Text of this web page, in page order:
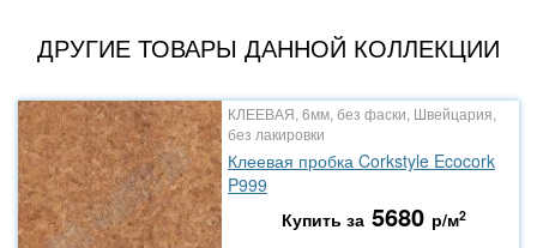
ДРУГИЕ ТОВАРЫ ДАННОЙ КОЛЛЕКЦИИ
КЛЕЕВАЯ, 6мм, без фаски, Швейцария,
без лакировки
Клеевая пробка Corkstyle Ecocork
P999
Купить за 5680 р/м2